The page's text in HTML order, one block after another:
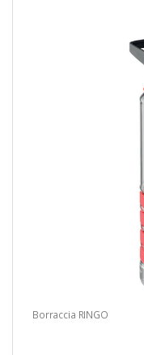
Borraccia RINGO